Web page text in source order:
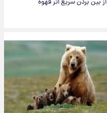
از بین بردن سریع اثر قهوه